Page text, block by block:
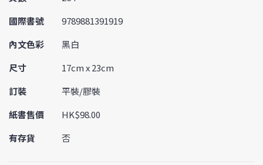
國際書號
9789881391919
內文色彩
黑白
尺寸
17cm x 23cm
訂裝
平裝/膠裝
紙書售價
HK$98.00
有存貨
否